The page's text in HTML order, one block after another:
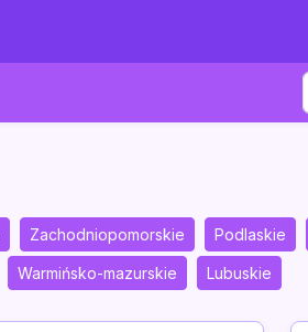
Zachodniopomorskie Podlaskie
Warmińsko-mazurskie Lubuskie